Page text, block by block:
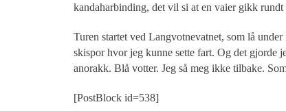
kandaharbinding, det vil si at en vaier gikk
Turen startet ved Langvotnevatnet, som lå
skispor hvor jeg kunne sette fart. Og det gjorde
anorakk. Blå votter. Jeg så meg ikke tilbake.
[PostBlock id=538]